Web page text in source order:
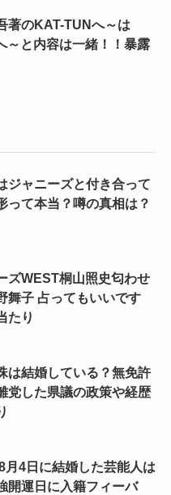
著のKAT-TUNへ～は
～と内容は一緒！！暴露
ジャニーズと付き合って
って本当？噂の真相は？
ズWEST桐山照史匂わせ
舞子 占ってもいいです
たり
は結婚している？無免許
党した県議の政策や経歴
月4日に結婚した芸能人は
開運日に入籍フィーバ